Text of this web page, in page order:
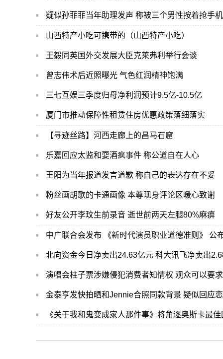
疑似孙菲菲当年助理发声 称被三个男性按着抢手机
山西特产小吃可携带的（山西特产小吃）
王毅同英国外交发展大臣克莱弗利举行会谈
曾志伟术后近照曝光 气色红润精神饱满
三七互娱三季度归母净利润预计9.5亿-10.5亿
厦门市推动保障性租赁住房优惠政策落细落实
【寻迹丝路】河西走廊上的昌马石窟
乐嘉回应太监和耍酒疯事件 称公道自在人心
王阳为当年报道发言道歉 称自己的表达存在不妥
粉丝画胡歌的卡通画像 本尊现身评论区暖心致谢
好友公开李玟生前录音 逝世前两天左腿80%麻痹
中广联合会发布 《新时代演员职业道德准则》 公
北向资金今日净卖出24.63亿元 科大讯飞净卖出
演唱会柱子票涉嫌侵犯消费者知情权 观众可以要
金泰亨发快拍晒和Jennie合照同款背景 疑似回应
《关于我和鬼变成家人那件事》将角逐奥斯卡最